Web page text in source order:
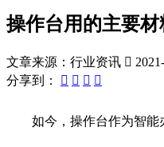
操作台用的主要
文章来源：行业资讯 
分享到：
   
如今，操作台作为智能